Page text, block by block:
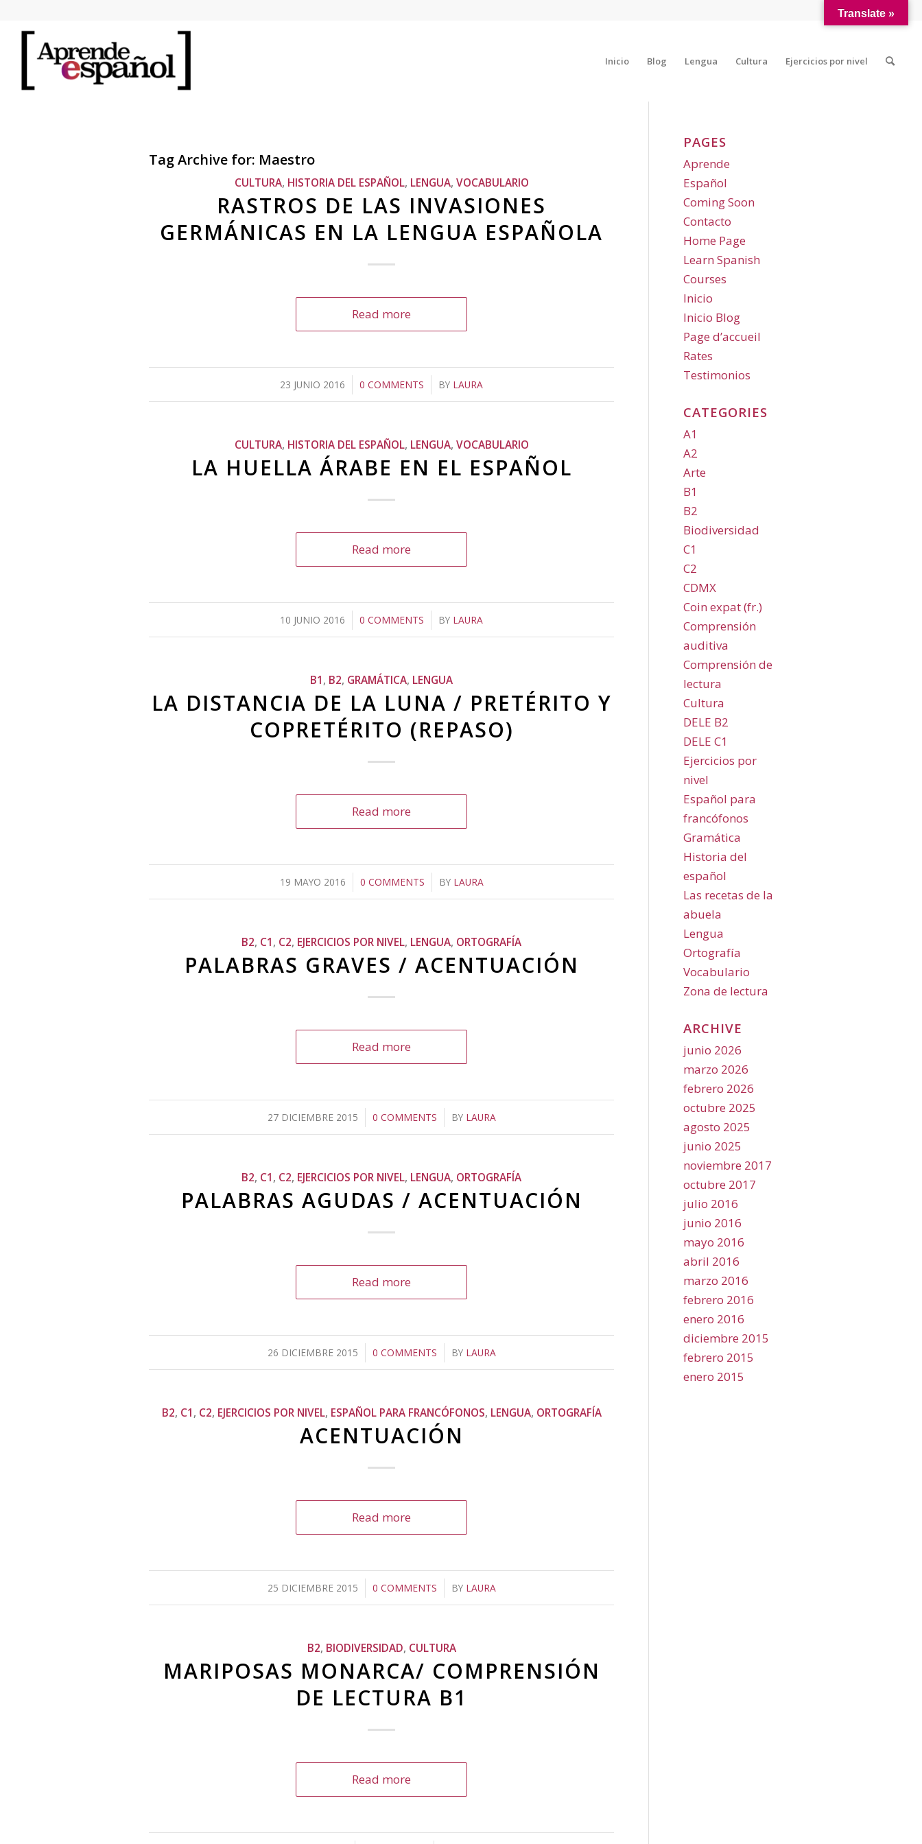
Inicio Blog Lengua Cultura Ejercicios por nivel
Tag Archive for: Maestro
CULTURA, HISTORIA DEL ESPAÑOL, LENGUA, VOCABULARIO
RASTROS DE LAS INVASIONES
GERMÁNICAS EN LA LENGUA ESPAÑOLA
Read more
23 JUNIO 2016
/ 0 COMMENTS
/ BY LAURA
CULTURA, HISTORIA DEL ESPAÑOL, LENGUA, VOCABULARIO
LA HUELLA ÁRABE EN EL ESPAÑOL
Read more
10 JUNIO 2016
/ 0 COMMENTS
/ BY LAURA
B1 , B2, GRAMÁTICA, LENGUA
LA DISTANCIA DE LA LUNA / PRETÉRITO Y
COPRETÉRITO (REPASO)
Read more
19 MAYO 2016
/ 0 COMMENTS
/ BY LAURA
B2, C1 , C2, EJERCICIOS POR NIVEL, LENGUA, ORTOGRAFÍA
PALABRAS GRAVES / ACENTUACIÓN
Read more
27 DICIEMBRE 2015
/ 0 COMMENTS
/ BY LAURA
B2, C1 , C2, EJERCICIOS POR NIVEL, LENGUA, ORTOGRAFÍA
PALABRAS AGUDAS / ACENTUACIÓN
Read more
26 DICIEMBRE 2015
/ 0 COMMENTS
/ BY LAURA
B2, C1 , C2, EJERCICIOS POR NIVEL, ESPAÑOL PARA FRANCÓFONOS, LENGUA, ORTOGRAFÍA
ACENTUACIÓN
Read more
25 DICIEMBRE 2015
/ 0 COMMENTS
/ BY LAURA
B2, BIODIVERSIDAD, CULTURA
MARIPOSAS MONARCA/ COMPRENSIÓN
DE LECTURA B1
Read more
PAGES
Aprende
Español
Coming Soon
Contacto
Home Page
Learn Spanish
Courses
Inicio
Inicio Blog
Page d’accueil
Rates
Testimonios
CATEGORIES
A1
A2
Arte
B1
B2
Biodiversidad
C1
C2
CDMX
Coin expat (fr.)
Comprensión
auditiva
Comprensión de
lectura
Cultura
DELE B2
DELE C1
Ejercicios por
nivel
Español para
francófonos
Gramática
Historia del
español
Las recetas de la
abuela
Lengua
Ortografía
Vocabulario
Zona de lectura
ARCHIVE
junio 2026
marzo 2026
febrero 2026
octubre 2025
agosto 2025
junio 2025
noviembre 2017
octubre 2017
julio 2016
junio 2016
mayo 2016
abril 2016
marzo 2016
febrero 2016
enero 2016
diciembre 2015
febrero 2015
enero 2015
Translate »